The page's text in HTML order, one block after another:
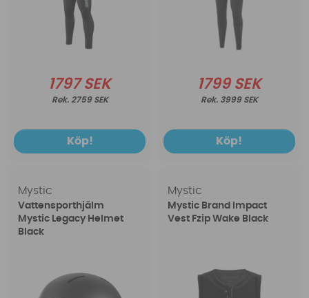
1797 SEK
2759 SEK
Köp!
1799 SEK
3999 SEK
Köp!
Mystic
Vattensporthjälm
Mystic Legacy Helmet
Black
Mystic
Mystic Brand Impact
Vest Fzip Wake Black